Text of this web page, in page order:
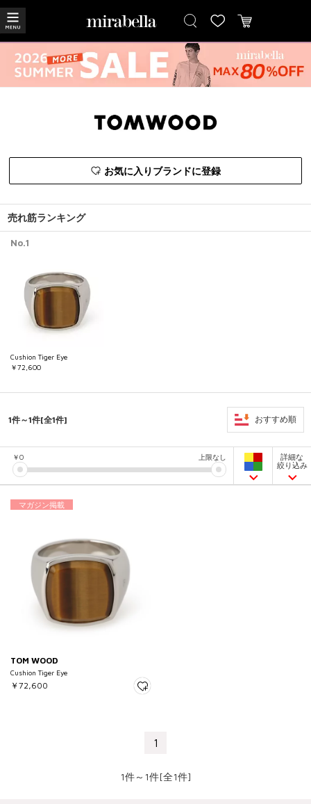
お気に入りブランドに登録
売れ筋ランキング
No.1
Cushion Tiger Eye
￥72,600
1件～1件[全1件] おすすめ順
￥0 上限なし
詳細な
絞り込み
マガジン掲載
TOM WOOD
Cushion Tiger Eye
￥72,600
1
1件～1件[全1件]